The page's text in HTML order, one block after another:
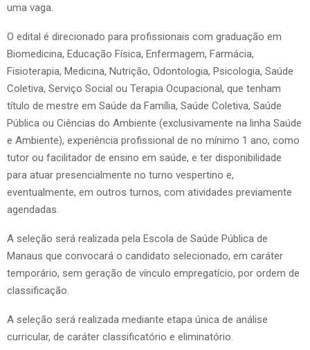
uma vaga.
O edital é direcionado para profissionais com graduação em
Biomedicina, Educação Física, Enfermagem, Farmácia,
Fisioterapia, Medicina, Nutrição, Odontologia, Psicologia, Saúde
Coletiva, Serviço Social ou Terapia Ocupacional, que tenham
título de mestre em Saúde da Família, Saúde Coletiva, Saúde
Pública ou Ciências do Ambiente (exclusivamente na linha Saúde
e Ambiente), experiência profissional de no mínimo 1 ano, como
tutor ou facilitador de ensino em saúde, e ter disponibilidade
para atuar presencialmente no turno vespertino e,
eventualmente, em outros turnos, com atividades previamente
agendadas.
A seleção será realizada pela Escola de Saúde Pública de
Manaus que convocará o candidato selecionado, em caráter
temporário, sem geração de vínculo empregatício, por ordem de
classificação.
A seleção será realizada mediante etapa única de análise
curricular, de caráter classificatório e eliminatório.